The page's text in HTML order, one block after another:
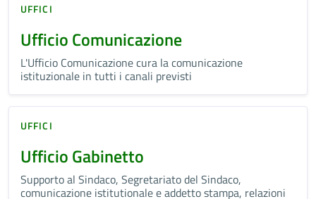
UFFICI
Ufficio Comunicazione
L'Ufficio Comunicazione cura la comunicazione
istituzionale in tutti i canali previsti
UFFICI
Ufficio Gabinetto
Supporto al Sindaco, Segretariato del Sindaco,
comunicazione istitutionale e addetto stampa, relazioni